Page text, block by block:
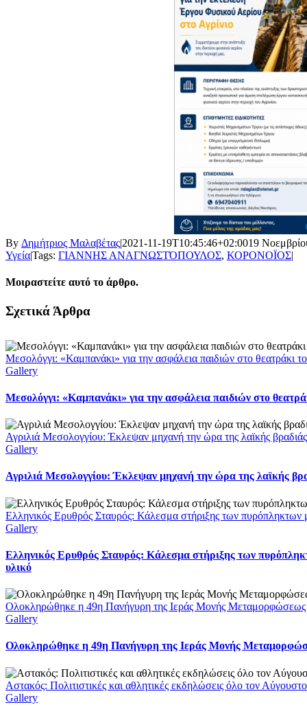
By Δημήτριος Μαλαβέτας|2021-11-19T10:45:46+02:0019
Υγεία|Tags: ΓΙΑΝΝΗΣ ΑΝΑΓΝΩΣΤΌΠΟΥΛΟΣ, ΚΟΡΟΝΟΪΟΣ|
Μοιραστείτε αυτό το άρθρο.
Facebook
X
LinkedIn
WhatsApp
Email
Σχετικά Άρθρα
Μεσολόγγι: «Καμπανάκι» για την ασφάλεια παιδιών στο θεατράκι
Gallery
Μεσολόγγι: «Καμπανάκι» για την ασφάλεια παιδιών στο
Αγριλιά Μεσολογγίου: Έκλεψαν μηχανή την ώρα της λαϊκής
Gallery
Αγριλιά Μεσολογγίου: Έκλεψαν μηχανή την ώρα της λαϊκής
Ελληνικός Ερυθρός Σταυρός: Κάλεσμα στήριξης των πυρόπληκτων
Gallery
Ελληνικός Ερυθρός Σταυρός: Κάλεσμα στήριξης των
υλικό
Ολοκληρώθηκε η 49η Πανήγυρη της Ιεράς Μονής
Gallery
Ολοκληρώθηκε η 49η Πανήγυρη της Ιεράς Μονής
Αστακός: Πολιτιστικές και αθλητικές εκδηλώσεις όλο τον
Gallery